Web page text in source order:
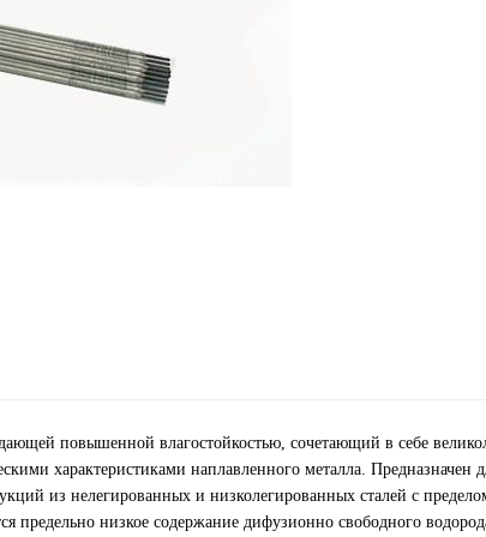
повышенной влагостойкостью, сочетающий в себе
характеристиками наплавленного металла. Предназначен
из нелегированных и низколегированных сталей с
предельно низкое содержание дифузионно свободного